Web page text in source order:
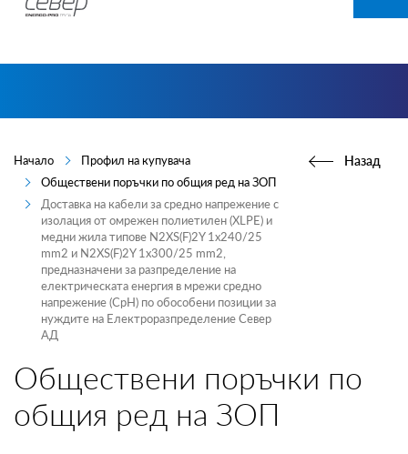
ПРЕКЪСВАНИЯ
КЛИЕНТИ
ТЪРГОВЦИ
ТЪРГОВЕ И ПРОДАЖБИ
MYENERGO-PRO
Начало
Профил на купувача
Обществени поръчки по общия ред на ЗОП
Доставка на кабели за средно напрежение с
изолация от омрежен полиетилен (XLPE) и
медни жила типове N2XS(F)2Y 1x240/25
mm2 и N2XS(F)2Y 1x300/25 mm2,
предназначени за разпределение на
електрическата енергия в мрежи средно
напрежение (СрН) по обособени позиции за
нуждите на Електроразпределение Север
АД
Назад
Обществени поръчки по
общия ред на ЗОП